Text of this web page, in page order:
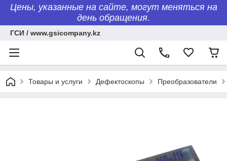
Цены, указанные на сайте, могут меняться на
день обращения.
ГСИ / www.gsicompany.kz
Товары и услуги Дефектоскопы Преобразователи